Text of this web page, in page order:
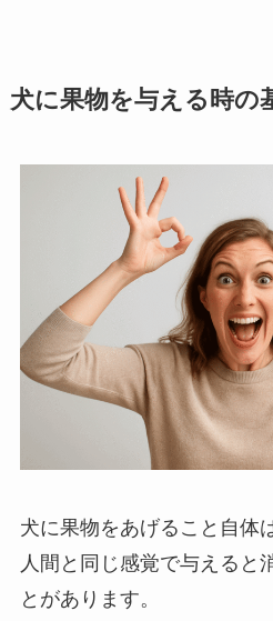
犬に果物を与える時の
犬に果物をあげること自体
人間と同じ感覚で与えると
とがあります。